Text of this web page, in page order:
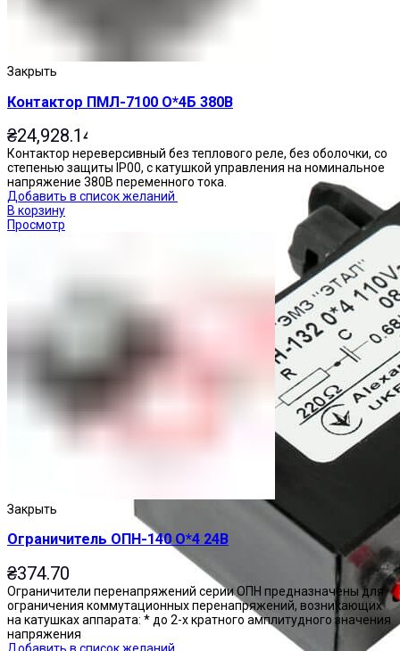
Закрыть
Контактор ПМЛ-7100 О*4Б 380В
₴24,928.14
Контактор нереверсивный без теплового реле, без оболочки, со
степенью защиты IP00, с катушкой управления на номинальное
напряжение 380В переменного тока.
Добавить в список желаний
В корзину
Просмотр
Закрыть
Ограничитель ОПН-140 О*4 24В
₴374.70
Ограничители перенапряжений серии ОПН предназначены для
ограничения коммутационных перенапряжений, возникающих
на катушках аппарата: * до 2-х кратного амплитудного значения
напряжения
Добавить в список желаний